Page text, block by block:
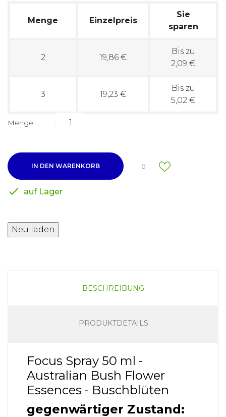
Menge Einzelpreis
Sie
sparen
2 19,86 €
Bis zu
2,09 €
3 19,23 €
Bis zu
5,02 €
Menge
IN DEN WARENKORB 0
 auf Lager
BESCHREIBUNG
PRODUKTDETAILS
Focus Spray 50 ml -
Australian Bush Flower
Essences - Buschblüten
gegenwärtiger Zustand: